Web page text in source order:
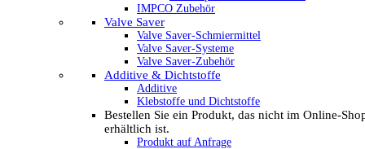
IMPCO Zubehör
Valve Saver
Valve Saver-Schmiermittel
Valve Saver-Systeme
Valve Saver-Zubehör
Additive & Dichtstoffe
Additive
Klebstoffe und Dichtstoffe
Bestellen Sie ein Produkt, das nicht im Online-
erhältlich ist.
Produkt auf Anfrage